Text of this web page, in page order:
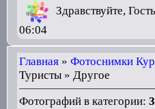
Здравствуйте,
06:04
Главная» Фотоснимки
Туристы » Другое
Фотографий в категории: